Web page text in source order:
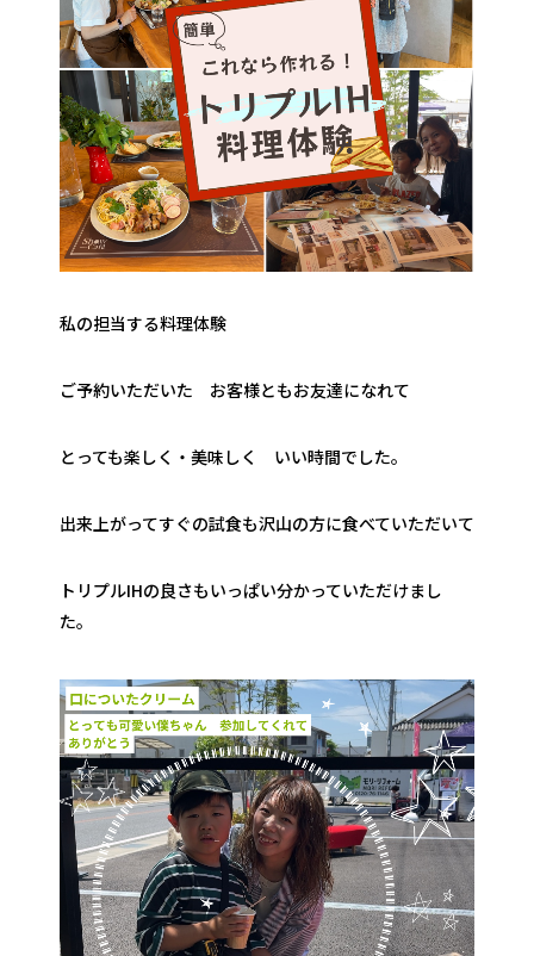
私の担当する料理体験
ご予約いただいた お客様ともお友達になれて
とっても楽しく・美味しく いい時間でした。
出来上がってすぐの試食も沢山の方に食べていただいて
トリプルIHの良さもいっぱい分かっていただけまし
た。